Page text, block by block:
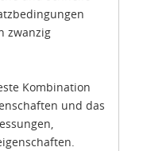
zwanzig
Kombination
und das